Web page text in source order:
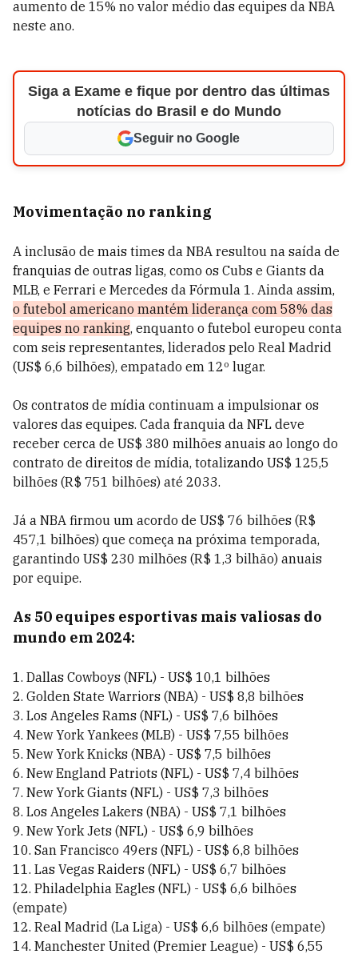
aumento de 15% no valor médio das equipes da NBA
neste ano.
Siga a Exame e fique por dentro das últimas
notícias do Brasil e do Mundo
Seguir no Google
Movimentação no ranking
A inclusão de mais times da NBA resultou na saída de
franquias de outras ligas, como os Cubs e Giants da
MLB, e Ferrari e Mercedes da Fórmula 1. Ainda assim,
o futebol americano mantém liderança com 58% das
equipes no ranking, enquanto o futebol europeu conta
com seis representantes, liderados pelo Real Madrid
(US$ 6,6 bilhões), empatado em 12º lugar.
Os contratos de mídia continuam a impulsionar os
valores das equipes. Cada franquia da NFL deve
receber cerca de US$ 380 milhões anuais ao longo do
contrato de direitos de mídia, totalizando US$ 125,5
bilhões (R$ 751 bilhões) até 2033.
Já a NBA firmou um acordo de US$ 76 bilhões (R$
457,1 bilhões) que começa na próxima temporada,
garantindo US$ 230 milhões (R$ 1,3 bilhão) anuais
por equipe.
As 50 equipes esportivas mais valiosas do
mundo em 2024:
1. Dallas Cowboys (NFL) - US$ 10,1 bilhões
2. Golden State Warriors (NBA) - US$ 8,8 bilhões
3. Los Angeles Rams (NFL) - US$ 7,6 bilhões
4. New York Yankees (MLB) - US$ 7,55 bilhões
5. New York Knicks (NBA) - US$ 7,5 bilhões
6. New England Patriots (NFL) - US$ 7,4 bilhões
7. New York Giants (NFL) - US$ 7,3 bilhões
8. Los Angeles Lakers (NBA) - US$ 7,1 bilhões
9. New York Jets (NFL) - US$ 6,9 bilhões
10. San Francisco 49ers (NFL) - US$ 6,8 bilhões
11. Las Vegas Raiders (NFL) - US$ 6,7 bilhões
12. Philadelphia Eagles (NFL) - US$ 6,6 bilhões
(empate)
12. Real Madrid (La Liga) - US$ 6,6 bilhões (empate)
14. Manchester United (Premier League) - US$ 6,55